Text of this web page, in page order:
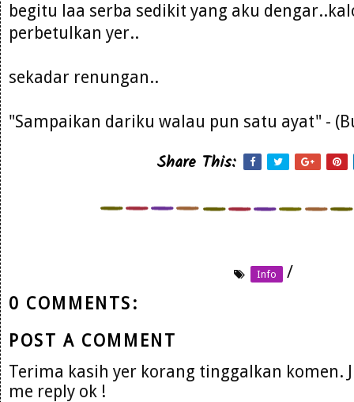
begitu laa serba sedikit yang aku
perbetulkan yer..
sekadar renungan..
"Sampaikan dariku walau pun satu ayat" -
Share This:
Info
/
0 COMMENTS:
POST A COMMENT
Terima kasih yer korang tinggalkan komen.
me reply ok !